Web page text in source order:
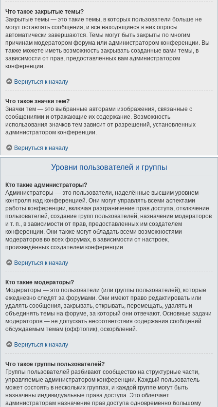
Что такое закрытые темы?
Закрытые темы — это такие темы, в которых пользователи больше не
могут оставлять сообщения, и все находящиеся в них опросы
автоматически завершаются. Темы могут быть закрыты по многим
причинам модератором форума или администратором конференции. Вы
также можете иметь возможность закрывать созданные вами темы, в
зависимости от прав, предоставленных вам администратором
конференции.
Вернуться к началу
Что такое значки тем?
Значки тем — это выбранные авторами изображения, связанные с
сообщениями и отражающие их содержание. Возможность
использования значков тем зависит от разрешений, установленных
администратором конференции.
Вернуться к началу
Уровни пользователей и группы
Кто такие администраторы?
Администраторы — это пользователи, наделённые высшим уровнем
контроля над конференцией. Они могут управлять всеми аспектами
работы конференции, включая разграничение прав доступа, отключение
пользователей, создание групп пользователей, назначение модераторов
и т. п., в зависимости от прав, предоставленных им создателем
конференции. Они также могут обладать всеми возможностями
модераторов во всех форумах, в зависимости от настроек,
произведённых создателем конференции.
Вернуться к началу
Кто такие модераторы?
Модераторы — это пользователи (или группы пользователей), которые
ежедневно следят за форумами. Они имеют право редактировать или
удалять сообщения, закрывать, открывать, перемещать, удалять и
объединять темы на форуме, за который они отвечают. Основные задачи
модераторов — не допускать несоответствия содержания сообщений
обсуждаемым темам (оффтопик), оскорблений.
Вернуться к началу
Что такое группы пользователей?
Группы пользователей разбивают сообщество на структурные части,
управляемые администратором конференции. Каждый пользователь
может состоять в нескольких группах, и каждой группе могут быть
назначены индивидуальные права доступа. Это облегчает
администраторам назначение прав доступа одновременно большому